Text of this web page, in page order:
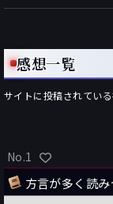
感想一覧
サイトに投稿されてい
No.1
方言が多く読